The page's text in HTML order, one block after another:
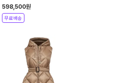
브라운 TREGIC 085
598,500원
무료배송